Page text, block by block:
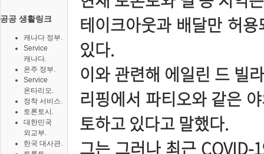
공공 생활링크
캐나다 정부.
Service
캐나다.
온주 정부.
Service
온타리오.
정착 서비스.
토론토시.
대한민국
외교부.
한국 대사관.
테이크아웃과 배달만 허
있다.
이와 관련해 에일린 드 빌
리핑에서 파티오와 같은
토하고 있다고 말했다.
그는 그러나 최근 COVID-